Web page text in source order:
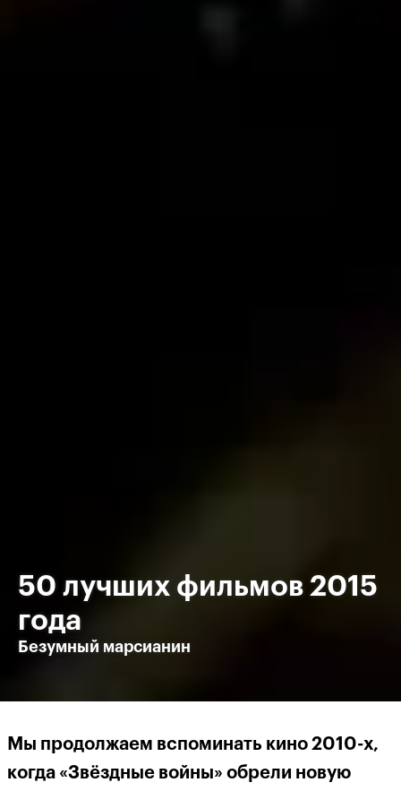
50 лучших фильмов 2015
года
Безумный марсианин
Мы продолжаем вспоминать кино 2010-х,
когда «Звёздные войны» обрели новую